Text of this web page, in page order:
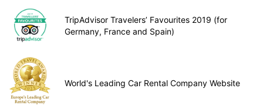
TripAdvisor Travelers’ Favourites 2019 (for
Germany, France and Spain)
World's Leading Car Rental Company Website